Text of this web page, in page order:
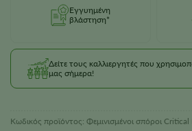
Εγγυημένη
βλάστηση*
Δείτε τους καλλιεργητές που
μας σήμερα!
Κωδικός προϊόντος: Φεμινισμένοι σπόροι